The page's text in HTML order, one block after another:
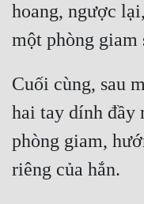
hoang, ngược
Cuối cùng, sau
hai tay dính đầy
phòng giam,